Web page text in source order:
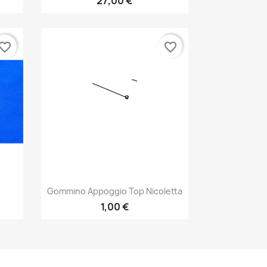
Anteprima
Gommino Appoggio Top Nicoletta
1,00 €
favorite_border